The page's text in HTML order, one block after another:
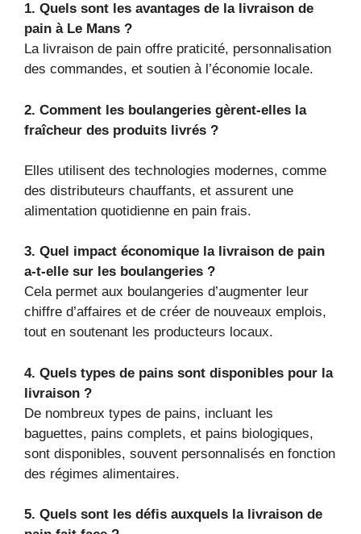
1. Quels sont les avantages de la livraison de
pain à Le Mans ?
La livraison de pain offre praticité, personnalisation
des commandes, et soutien à l’économie locale.
2. Comment les boulangeries gèrent-elles la
fraîcheur des produits livrés ?
Elles utilisent des technologies modernes, comme
des distributeurs chauffants, et assurent une
alimentation quotidienne en pain frais.
3. Quel impact économique la livraison de pain
a-t-elle sur les boulangeries ?
Cela permet aux boulangeries d’augmenter leur
chiffre d’affaires et de créer de nouveaux emplois,
tout en soutenant les producteurs locaux.
4. Quels types de pains sont disponibles pour la
livraison ?
De nombreux types de pains, incluant les
baguettes, pains complets, et pains biologiques,
sont disponibles, souvent personnalisés en fonction
des régimes alimentaires.
5. Quels sont les défis auxquels la livraison de